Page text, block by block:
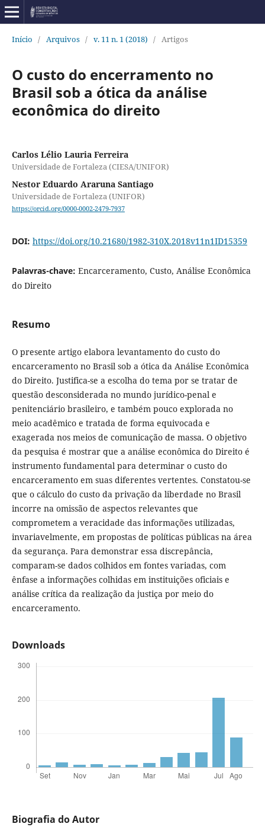
Início / Arquivos / v. 11 n. 1 (2018) / Artigos
O custo do encerramento no
Brasil sob a ótica da análise
econômica do direito
Carlos Lélio Lauria Ferreira
Universidade de Fortaleza (CIESA/UNIFOR)
Nestor Eduardo Araruna Santiago
Universidade de Fortaleza (UNIFOR)
https://orcid.org/0000-0002-2479-7937
DOI: https://doi.org/10.21680/1982-310X.2018v11n1ID15359
Palavras-chave: Encarceramento, Custo, Análise Econômica
do Direito
Resumo
O presente artigo elabora levantamento do custo do
encarceramento no Brasil sob a ótica da Análise Econômica
do Direito. Justifica-se a escolha do tema por se tratar de
questão desconsiderada no mundo jurídico-penal e
penitenciário brasileiro, e também pouco explorada no
meio acadêmico e tratada de forma equivocada e
exagerada nos meios de comunicação de massa. O objetivo
da pesquisa é mostrar que a análise econômica do Direito é
instrumento fundamental para determinar o custo do
encarceramento em suas diferentes vertentes. Constatou-se
que o cálculo do custo da privação da liberdade no Brasil
incorre na omissão de aspectos relevantes que
comprometem a veracidade das informações utilizadas,
invariavelmente, em propostas de políticas públicas na área
da segurança. Para demonstrar essa discrepância,
comparam-se dados colhidos em fontes variadas, com
ênfase a informações colhidas em instituições oficiais e
análise crítica da realização da justiça por meio do
encarceramento.
Downloads
Biografia do Autor